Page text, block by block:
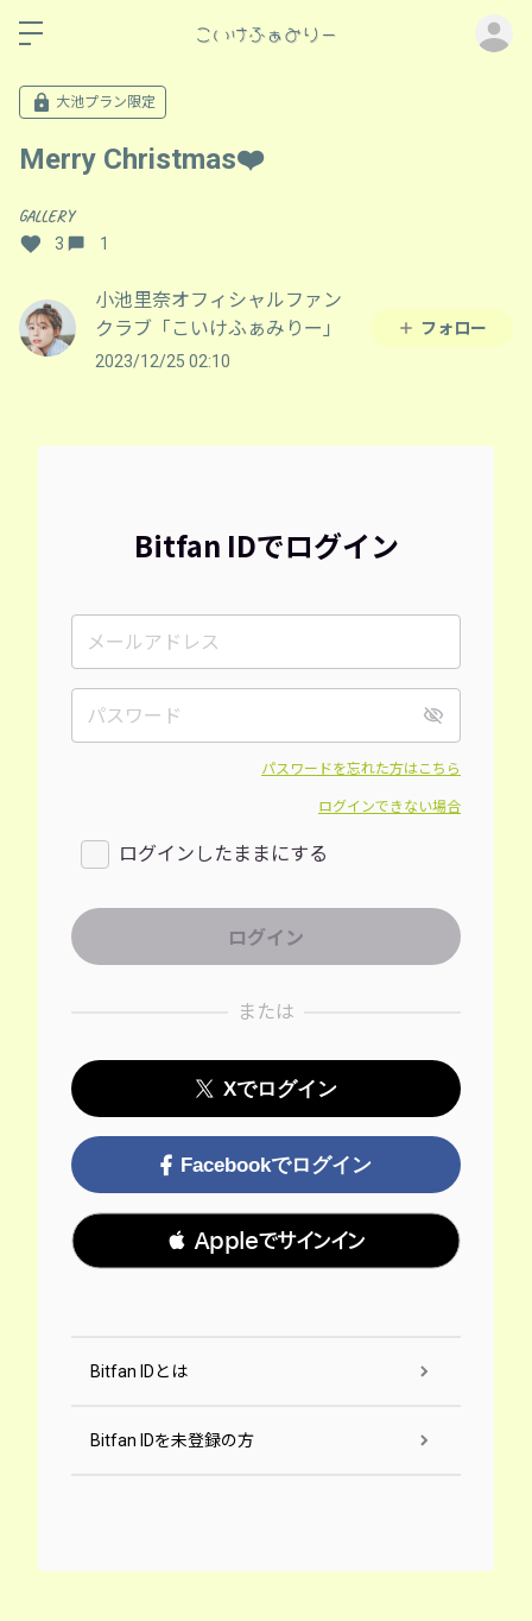
大池プラン限定
Merry Christmas❤️
GALLERY
3 1
小池里奈オフィシャルファン
クラブ「こいけふぁみりー」
2023/12/25 02:10
フォロー
Bitfan IDでログイン
パスワードを忘れた方はこちら
ログインできない場合
ログインしたままにする
または
Xでログイン
Facebookでログイン
 Appleでサインイン
Bitfan IDとは
Bitfan IDを未登録の方